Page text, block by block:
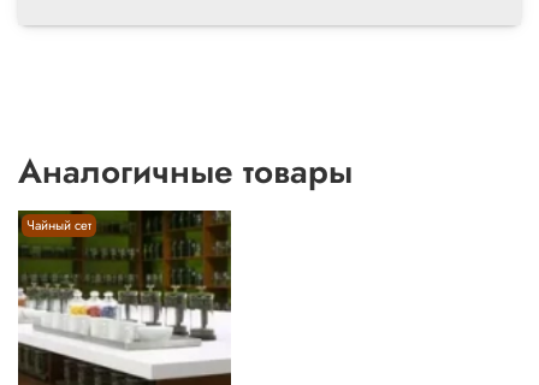
Аналогичные товары
Чайный сет